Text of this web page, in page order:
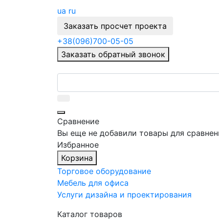
ua ru
Заказать просчет проекта
+38(096)700-05-05
Заказать обратный звонок
Сравнение
Вы еще не добавили товары для
Избранное
Корзина
Торговое оборудование
Мебель для офиса
Услуги дизайна и проектирования
Каталог товаров